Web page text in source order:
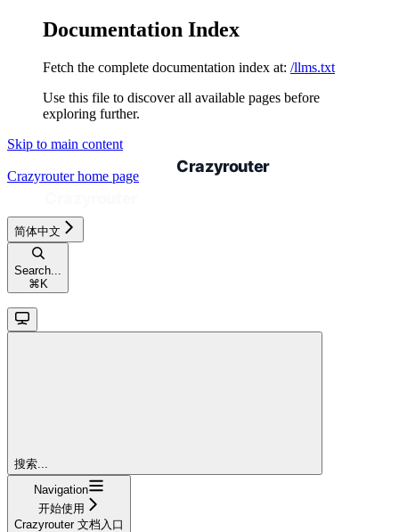
Documentation Index
Fetch the complete documentation index at: /llms.txt
Use this file to discover all available pages before
exploring further.
Skip to main content
Crazyrouterhome page
简体中文
Search...
⌘ K
搜索...
Navigation
开始使用
Crazyrouter 文档入口